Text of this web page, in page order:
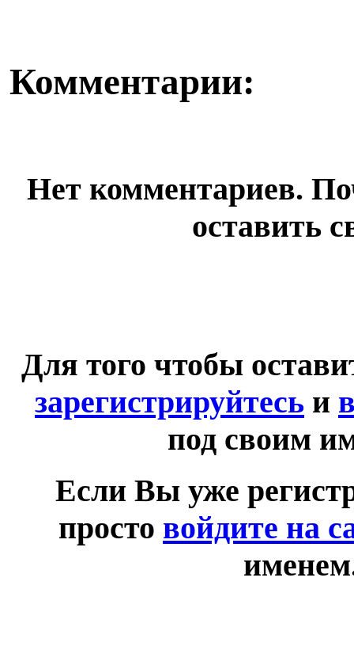
Комментарии:
Нет комментариев.
оставить
Для того чтобы
зарегистрируйтесь и
под своим
Если Вы уже
просто войдите на